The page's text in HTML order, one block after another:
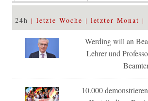
24h letzte Woche letzter Monat
Werding will an
Lehrer und
10.000